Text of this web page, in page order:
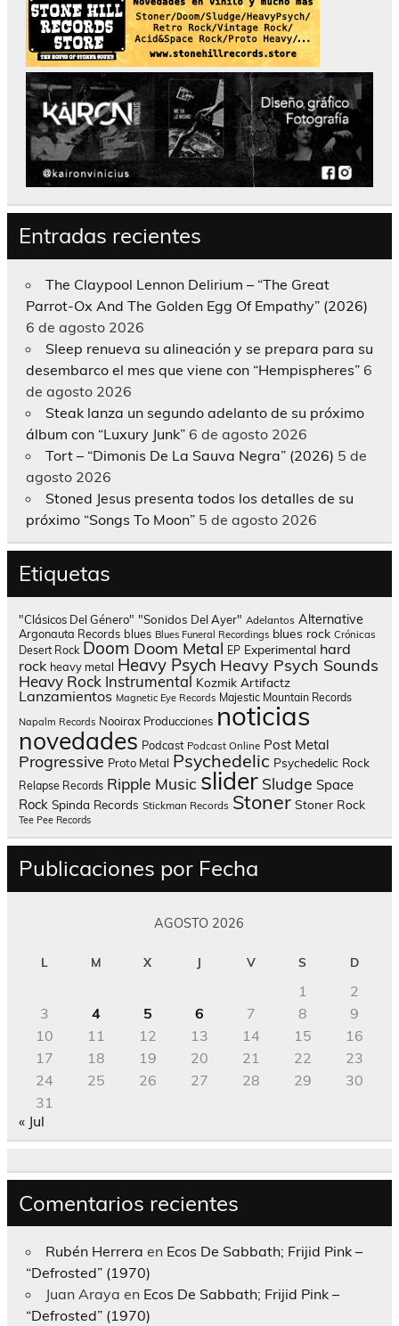
Entradas recientes
The Claypool Lennon Delirium – “The Great
Parrot-Ox And The Golden Egg Of Empathy” (2026)
6 de agosto 2026
Sleep renueva su alineación y se prepara para su
desembarco el mes que viene con “Hempispheres” 6
de agosto 2026
Steak lanza un segundo adelanto de su próximo
álbum con “Luxury Junk” 6 de agosto 2026
Tort – “Dimonis De La Sauva Negra” (2026) 5 de
agosto 2026
Stoned Jesus presenta todos los detalles de su
próximo “Songs To Moon” 5 de agosto 2026
Etiquetas
"Clásicos Del Género" "Sonidos Del Ayer" Adelantos Alternative
Argonauta Records blues Blues Funeral Recordings blues rock Crónicas
Desert Rock Doom Doom Metal EP Experimental hard
rock heavy metal Heavy Psych Heavy Psych Sounds
Heavy Rock Instrumental Kozmik Artifactz
Lanzamientos Magnetic Eye Records Majestic Mountain Records
Napalm Records Nooirax Producciones noticias
novedades Podcast Podcast Online Post Metal
Progressive Proto Metal Psychedelic Psychedelic Rock
Relapse Records Ripple Music slider Sludge Space
Rock Spinda Records Stickman Records Stoner Stoner Rock
Tee Pee Records
Publicaciones por Fecha
AGOSTO 2026
L M X J V S D
1
2
3
4 5 6 7 8
9
10
11 12 13 14 15
16
17
18 19 20 21 22
23
24
25 26 27 28 29
30
31
« Jul
Comentarios recientes
Rubén Herrera en Ecos De Sabbath; Frijid Pink –
“Defrosted” (1970)
Juan Araya en Ecos De Sabbath; Frijid Pink –
“Defrosted” (1970)